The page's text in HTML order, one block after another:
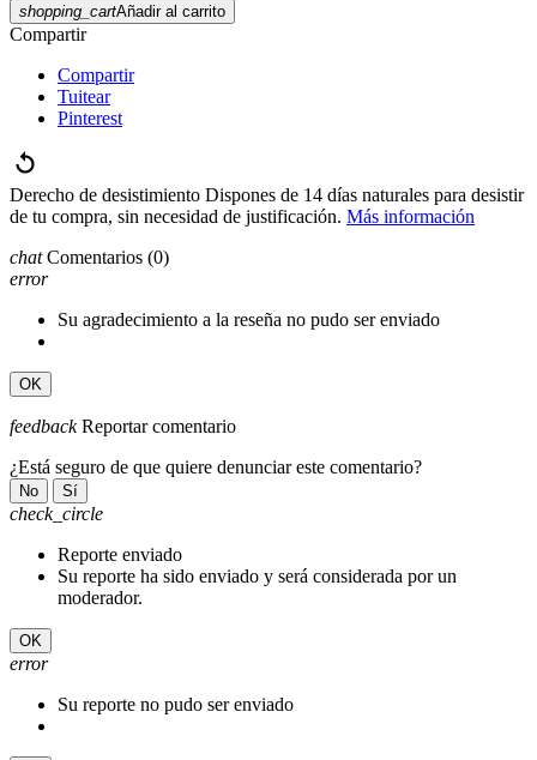
shopping_cartAñadir al carrito
Compartir
Compartir
Tuitear
Pinterest
Derecho de desistimiento Dispones de 14 días naturales para desistir
de tu compra, sin necesidad de justificación. Más información
chat Comentarios (0)
error
Su agradecimiento a la reseña no pudo ser enviado
OK
feedback Reportar comentario
¿Está seguro de que quiere denunciar este comentario?
No Sí
check_circle
Reporte enviado
Su reporte ha sido enviado y será considerada por un
moderador.
OK
error
Su reporte no pudo ser enviado